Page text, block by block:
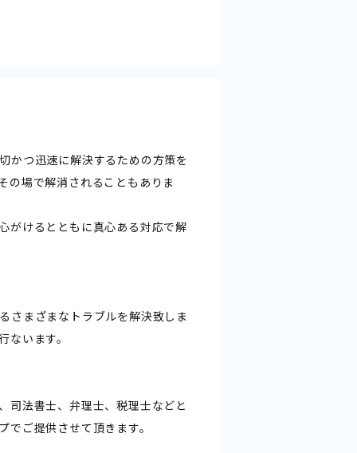
かつ迅速に解決するための方策を
の場で解消されることもありま
がけるとともに真心ある対応で解
さまざまなトラブルを解決致しま
います。
司法書士、弁理士、税理士などと
ご提供させて頂きます。